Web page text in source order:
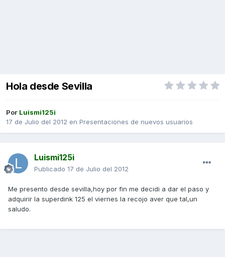
Hola desde Sevilla
Por Luismi125i
17 de Julio del 2012 en Presentaciones de nuevos usuarios
Luismi125i
Publicado 17 de Julio del 2012
Me presento desde sevilla,hoy por fin me decidi a dar el paso y
adquirir la superdink 125 el viernes la recojo aver que tal,un
saludo.